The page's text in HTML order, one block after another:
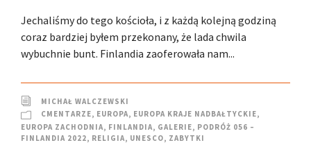
Jechaliśmy do tego kościoła, i z każdą kolejną godziną
coraz bardziej byłem przekonany, że lada chwila
wybuchnie bunt. Finlandia zaoferowała nam...
MICHAŁ WALCZEWSKI
CMENTARZE, EUROPA, EUROPA KRAJE NADBAŁTYCKIE,
EUROPA ZACHODNIA, FINLANDIA, GALERIE, PODRÓŻ 056 –
FINLANDIA 2022, RELIGIA, UNESCO, ZABYTKI